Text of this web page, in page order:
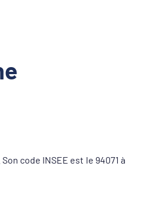
code INSEE est le 94071 à